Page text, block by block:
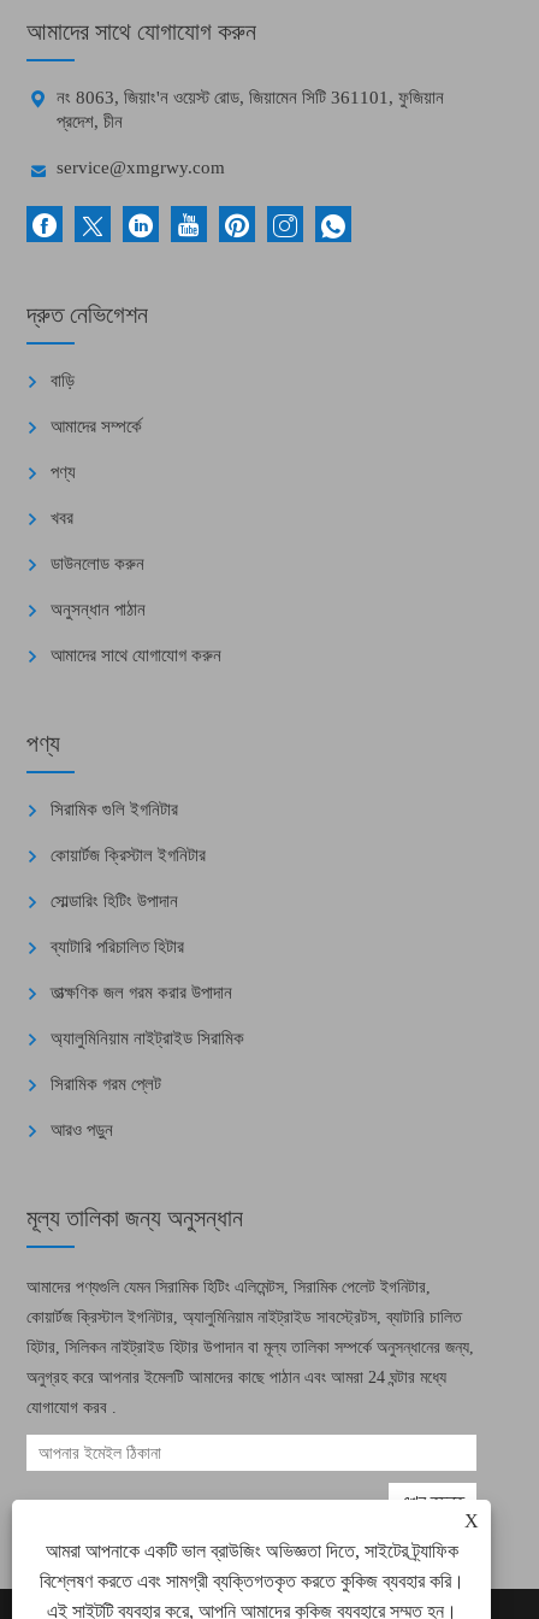
X
আমরা আপনাকে একটি ভাল ব্রাউজিং অভিজ্ঞতা দিতে, সাইটের ট্র্যাফিক
বিশ্লেষণ করতে এবং সামগ্রী ব্যক্তিগতকৃত করতে কুকিজ ব্যবহার করি।
এই সাইটটি ব্যবহার করে, আপনি আমাদের কুকিজ ব্যবহারে সম্মত হন।
আমাদের সাথে যোগাযোগ করুন

নং 8063, জিয়াং'ন ওয়েস্ট রোড, জিয়ামেন সিটি 361101, ফুজিয়ান
প্রদেশ, চীন
 service@xmgrwy.com
দ্রুত নেভিগেশন
বাড়ি
আমাদের সম্পর্কে
পণ্য
খবর
ডাউনলোড করুন
অনুসন্ধান পাঠান
আমাদের সাথে যোগাযোগ করুন
পণ্য
সিরামিক গুলি ইগনিটার
কোয়ার্টজ ক্রিস্টাল ইগনিটার
সোল্ডারিং হিটিং উপাদান
ব্যাটারি পরিচালিত হিটার
তাত্ক্ষণিক জল গরম করার উপাদান
অ্যালুমিনিয়াম নাইট্রাইড সিরামিক
সিরামিক গরম প্লেট
আরও পড়ুন
মূল্য তালিকা জন্য অনুসন্ধান
আমাদের পণ্যগুলি যেমন সিরামিক হিটিং এলিমেন্টস, সিরামিক পেলেট ইগনিটার,
কোয়ার্টজ ক্রিস্টাল ইগনিটার, অ্যালুমিনিয়াম নাইট্রাইড সাবস্ট্রেটস, ব্যাটারি চালিত
হিটার, সিলিকন নাইট্রাইড হিটার উপাদান বা মূল্য তালিকা সম্পর্কে অনুসন্ধানের জন্য,
অনুগ্রহ করে আপনার ইমেলটি আমাদের কাছে পাঠান এবং আমরা 24 ঘন্টার মধ্যে
যোগাযোগ করব .